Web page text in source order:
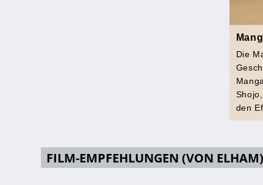
Sekretär*innen
Die
den
FILM-EMPFEHLUNGEN (VON ELHAM)